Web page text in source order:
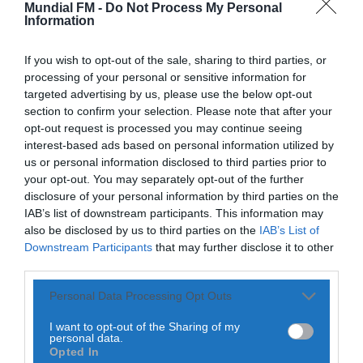
Mundial FM - Do Not Process My Personal
Information
If you wish to opt-out of the sale, sharing to third parties, or
processing of your personal or sensitive information for
targeted advertising by us, please use the below opt-out
section to confirm your selection. Please note that after your
opt-out request is processed you may continue seeing
interest-based ads based on personal information utilized by
us or personal information disclosed to third parties prior to
your opt-out. You may separately opt-out of the further
disclosure of your personal information by third parties on the
IAB’s list of downstream participants. This information may
also be disclosed by us to third parties on the IAB’s List of
Downstream Participants that may further disclose it to other
Personal Data Processing Opt Outs
I want to opt-out of the Sharing of my
personal data.
Opted In
da CERCIAG sagra-se Campeão...
ONTEM, 19:31
Notícias de Águeda
É oficial: AD Valonguense vai disputar a Liga
SABSEG na época 2026/27
ONTEM, 18:09
Notícias de Águeda
Nasce a Associação Atlética de Águeda para
relançar o andebol masculino no...
ONTEM, 8:05
alunos do ensino superior
A Câmara Municipal de Águeda, Aveiro, vai apoiar 48
alunos do Ensino Superior com atribuição de bolsas e
Em nota à imprensa, a autarquia adianta que, no que toca
às bolsas de estudo, no valor de 1.500 euros cada, atribui
resultam de renovações de bolsas atribuídas em anos
anteriores.
PARTILHAR ESTE ARTIGO
WhatsApp
Facebook
Messenger
Bluesky
TrelloTelegram
Copy
Link